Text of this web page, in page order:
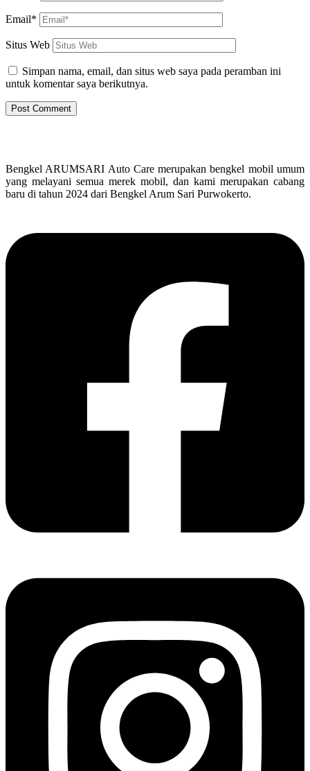
Email*
Situs Web
Simpan nama, email, dan situs web saya pada peramban ini
untuk komentar saya berikutnya.
Bengkel ARUMSARI Auto Care merupakan bengkel mobil umum
yang melayani semua merek mobil, dan kami merupakan cabang
baru di tahun 2024 dari Bengkel Arum Sari Purwokerto.